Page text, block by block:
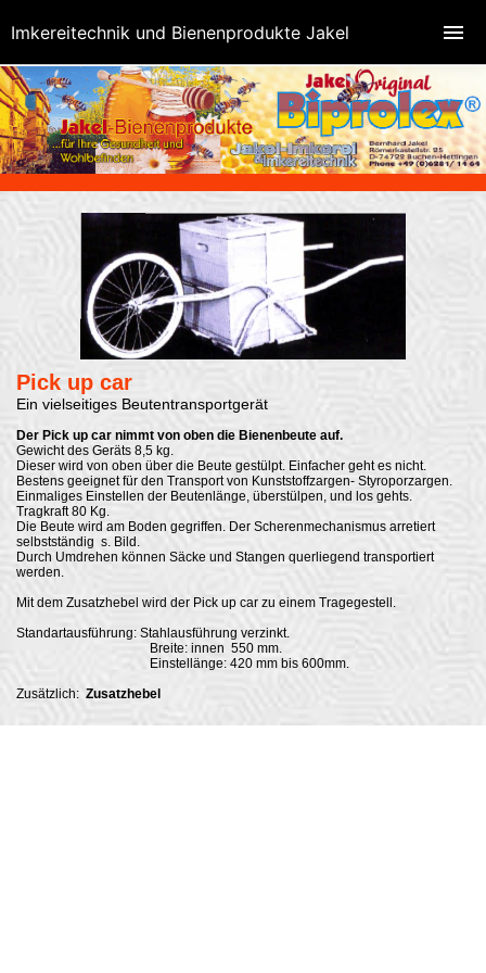
Pick up car
Ein vielseitiges Beutentransportgerät
Der Pick up car nimmt von oben die Bienenbeute auf.
Gewicht des Geräts 8,5 kg.
Dieser wird von oben über die Beute gestülpt. Einfacher geht es nicht.
Bestens geeignet für den Transport von Kunststoffzargen- Styroporzargen.
Einmaliges Einstellen der Beutenlänge, überstülpen, und los gehts.
Tragkraft 80 Kg.
Die Beute wird am Boden gegriffen. Der Scherenmechanismus arretiert
selbstständig s. Bild.
Durch Umdrehen können Säcke und Stangen querliegend transportiert
werden.
Mit dem Zusatzhebel wird der Pick up car zu einem Tragegestell.
Standartausführung: Stahlausführung verzinkt.
Breite: innen 550 mm.
Einstellänge: 420 mm bis 600mm.
Zusätzlich: Zusatzhebel
Imkereitechnik und Bienenprodukte Jakel